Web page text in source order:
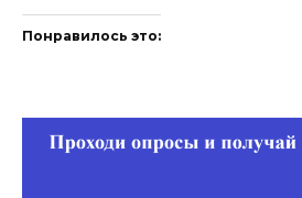
Понравилось это: